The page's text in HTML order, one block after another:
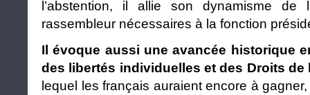
l’abstention, il allie son dynamisme de
rassembleur nécessaires à la fonction
Il évoque aussi une avancée historique
des libertés individuelles et des Droits de
lequel les français auraient encore à